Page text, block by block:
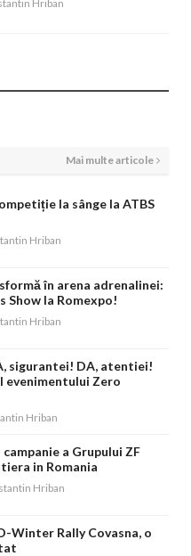
Hriban
Mai multe articole
la sânge la ATBS
Hriban
în arena adrenalinei:
Show la Romexpo!
Hriban
sigurantei! DA, atentiei!
evenimentului Zero
Hriban
a Grupului ZF
in Romania
Hriban
Winter Rally Covasna, o